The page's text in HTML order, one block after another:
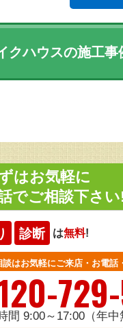
クハウスの施工事
はお気軽に
でご相談下さ
診断 は無料!
はお気軽にご来店・お電話
間 9:00～17:00（年中